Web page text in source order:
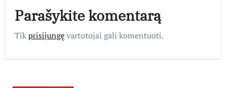
Parašykite komentarą
Tikprisijungęvartotojai gali komentuoti.